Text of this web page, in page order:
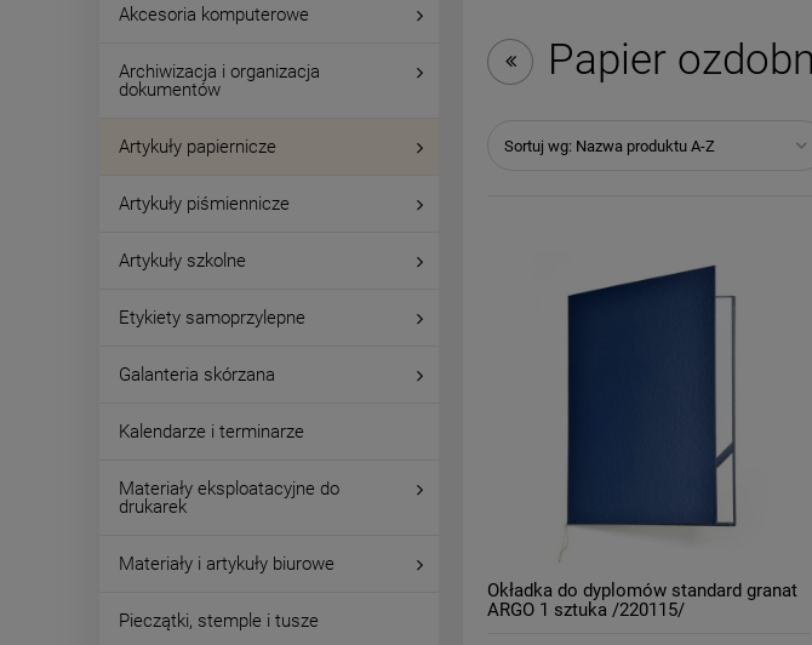
Akcesoria komputerowe
Archiwizacja i organizacja
dokumentów
Artykuły papiernicze
Artykuły piśmiennicze
Artykuły szkolne
Etykiety samoprzylepne
Galanteria skórzana
Kalendarze i terminarze
Materiały eksploatacyjne do
drukarek
Materiały i artykuły biurowe
Pieczątki, stemple i tusze
Papier
Sortuj wg: Nazwa produktu A-Z
Okładka do dyplomów standard granat
ARGO 1 sztuka /220115/